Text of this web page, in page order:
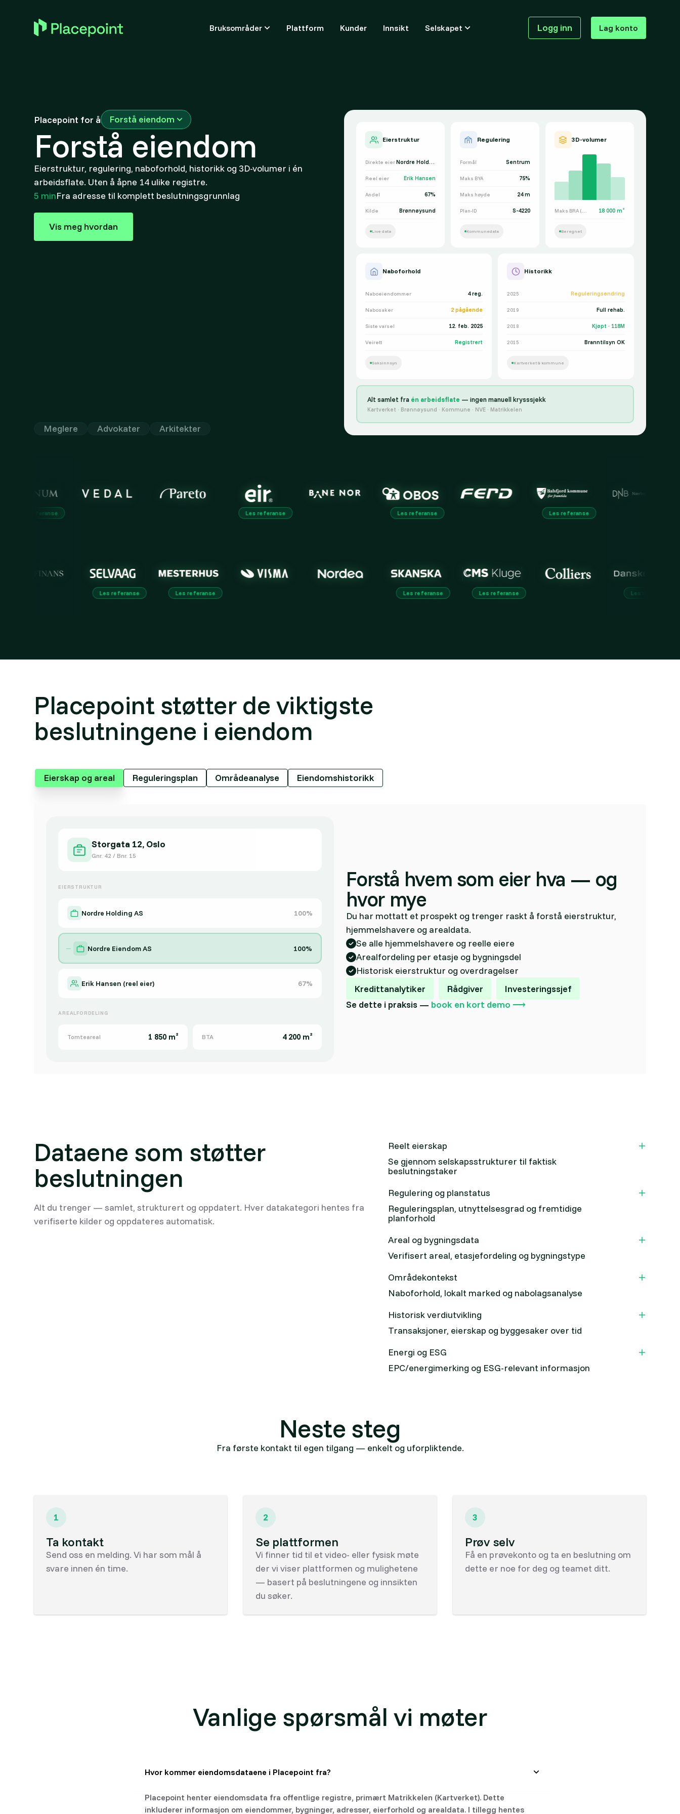
Bruksområder Plattform Kunder Innsikt Selskapet Logg inn Lag konto
Placepoint for å Forstå eiendom
Forstå eiendom
Eierstruktur, regulering, naboforhold, historikk og 3D-volumer i én
arbeidsflate. Uten å åpne 14 ulike registre.
5 minFra adresse til komplett beslutningsgrunnlag
Vis meg hvordan
Meglere Advokater Arkitekter
Eierstruktur
Direkte eier Nordre Holding
Reel eier Erik Hansen
Andel 67%
Kilde Brønnøysund
Live data
Regulering
Formål Sentrum
Maks BYA 75%
Maks høyde 24 m
Plan-ID S-4220
Kommunedata
3D-volumer
Maks BRA (est.) 18 000 m²
Beregnet
Naboforhold
Naboeiendommer 4 reg.
Nabosaker 2 pågående
Siste varsel 12. feb. 2025
Veirett Registrert
Saksinnsyn
Historikk
2025 Reguleringsendring
2019 Full rehab.
2018 Kjøpt · 118M
2015 Branntilsyn OK
Kartverket & kommune
Alt samlet fra én arbeidsflate — ingen manuell krysssjekk
Kartverket · Brønnøysund · Kommune · NVE · Matrikkelen
Les referanse Les referanse Les referanse
Les referanse Les referanse Les referanse Les referanse
Placepoint støtter de viktigste
beslutningene i eiendom
Eierskap og areal Reguleringsplan Områdeanalyse Eiendomshistorikk
Storgata 12, Oslo
Gnr. 42 / Bnr. 15
EIERSTRUKTUR
Nordre Holding AS 100%
Nordre Eiendom AS 100%
Erik Hansen (reel eier) 67%
AREALFORDELING
Tomteareal 1 850 m² BTA 4 200 m²
Forstå hvem som eier hva — og
hvor mye
Du har mottatt et prospekt og trenger raskt å forstå eierstruktur,
hjemmelshavere og arealdata.
Se alle hjemmelshavere og reelle eiere
Arealfordeling per etasje og bygningsdel
Historisk eierstruktur og overdragelser
Kredittanalytiker
Rådgiver
Investeringssjef
Se dette i praksis — book en kort demo ⟶
Dataene som støtter
beslutningen
Alt du trenger — samlet, strukturert og oppdatert. Hver datakategori hentes fra
verifiserte kilder og oppdateres automatisk.
Reelt eierskap
Se gjennom selskapsstrukturer til faktisk
beslutningstaker
Regulering og planstatus
Reguleringsplan, utnyttelsesgrad og fremtidige
planforhold
Areal og bygningsdata
Verifisert areal, etasjefordeling og bygningstype
Områdekontekst
Naboforhold, lokalt marked og nabolagsanalyse
Historisk verdiutvikling
Transaksjoner, eierskap og byggesaker over tid
Energi og ESG
EPC/energimerking og ESG-relevant informasjon
Neste steg
Fra første kontakt til egen tilgang — enkelt og uforpliktende.
1
Ta kontakt
Send oss en melding. Vi har som mål å
svare innen én time.
2
Se plattformen
Vi finner tid til et video- eller fysisk møte
der vi viser plattformen og mulighetene
— basert på beslutningene og innsikten
du søker.
3
Prøv selv
Få en prøvekonto og ta en beslutning om
dette er noe for deg og teamet ditt.
Vanlige spørsmål vi møter
Hvor kommer eiendomsdataene i Placepoint fra?
Placepoint henter eiendomsdata fra offentlige registre, primært Matrikkelen (Kartverket). Dette
inkluderer informasjon om eiendommer, bygninger, adresser, eierforhold og arealdata. I tillegg hentes